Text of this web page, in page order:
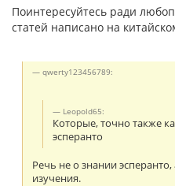
Поинтересуйтесь ради
статей написано на
qwerty123456789:
Leopold65:
Которые, точно также
эсперанто
Речь не о знании
изучения.